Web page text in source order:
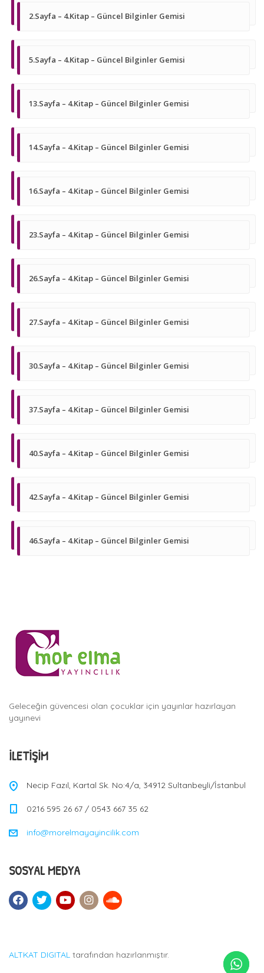
2.Sayfa – 4.Kitap – Güncel Bilginler Gemisi
5.Sayfa – 4.Kitap – Güncel Bilginler Gemisi
13.Sayfa – 4.Kitap – Güncel Bilginler Gemisi
14.Sayfa – 4.Kitap – Güncel Bilginler Gemisi
16.Sayfa – 4.Kitap – Güncel Bilginler Gemisi
23.Sayfa – 4.Kitap – Güncel Bilginler Gemisi
26.Sayfa – 4.Kitap – Güncel Bilginler Gemisi
27.Sayfa – 4.Kitap – Güncel Bilginler Gemisi
30.Sayfa – 4.Kitap – Güncel Bilginler Gemisi
37.Sayfa – 4.Kitap – Güncel Bilginler Gemisi
40.Sayfa – 4.Kitap – Güncel Bilginler Gemisi
42.Sayfa – 4.Kitap – Güncel Bilginler Gemisi
46.Sayfa – 4.Kitap – Güncel Bilginler Gemisi
Geleceğin güvencesi olan çocuklar için yayınlar hazırlayan
yayınevi
İLETIŞIM
Necip Fazıl, Kartal Sk. No:4/a, 34912 Sultanbeyli/İstanbul
0216 595 26 67 / 0543 667 35 62
info@morelmayayincilik.com
SOSYAL MEDYA
ALTKAT DIGITAL tarafından hazırlanmıştır.